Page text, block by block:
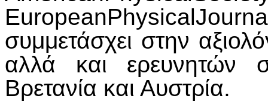
συμμετάσχει στην
αλλά και ερευνητών
Βρετανία και Αυστρία.